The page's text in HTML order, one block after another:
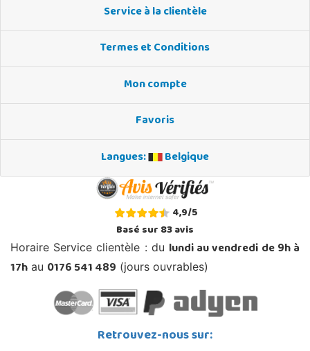
Service à la clientèle
Termes et Conditions
Mon compte
Favoris
Langues:
Belgique
4,9/5
Basé sur83avis
Horaire Service clientèle : du lundi au vendredi de 9h à
17h au 0176 541 489 (jours ouvrables)
Retrouvez-nous sur: